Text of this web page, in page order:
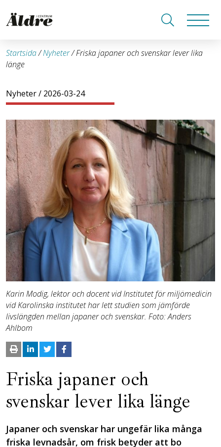
Startsida/Nyheter/Friska japaner och svenskar lever lika
länge
Nyheter/ 2026-03-24
Karin Modig, lektor och docent vid Institutet för miljömedicin
vid Karolinska institutet har lett studien som jämförde
livslängden mellan japaner och svenskar. Foto: Anders
Ahlbom
Friska japaner och
svenskar lever lika länge
Japaner och svenskar har ungefär lika många
friska levnadsår, om frisk betyder att bo